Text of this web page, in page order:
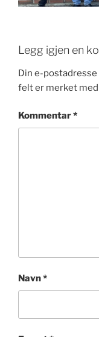
Legg igjen en
Din e-
felt er merket med
Kommentar*
Navn*